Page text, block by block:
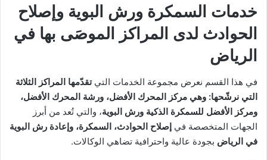
خدمات السمكرة ورش البوية وإصلاح
الحوادث لدى المراكز الموصَى بها في
الرياض
في هذا القسم نعرض مجموعة الخدمات التيتقدّمها المراكز الثلاثة
التي نرشّحها: وهي مركز المحرك الأفضل، ورشة المحرك الأفضل،
ومركز الأفضل للسمكرة الذكية ورش البوية، والتي تُعد من أبرز
الجهات المتخصصة في إصلاح الحوادث، السمكرة، وإعادة رش البوية
في الرياض بجودة عالية واحترافية تضاهي الوكالات.